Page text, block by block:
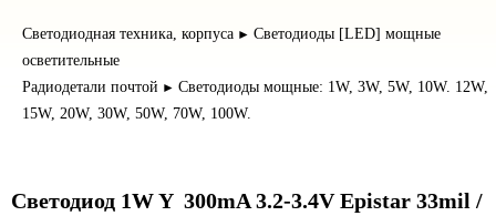
Светодиодная техника, корпуса ► Светодиоды [LED] мощные
осветительные
Радиодетали почтой ► Светодиоды мощные: 1W, 3W, 5W, 10W. 12W,
15W, 20W, 30W, 50W, 70W, 100W.
Светодиод 1W Y 300mA 3.2-3.4V Epistar 33mil /